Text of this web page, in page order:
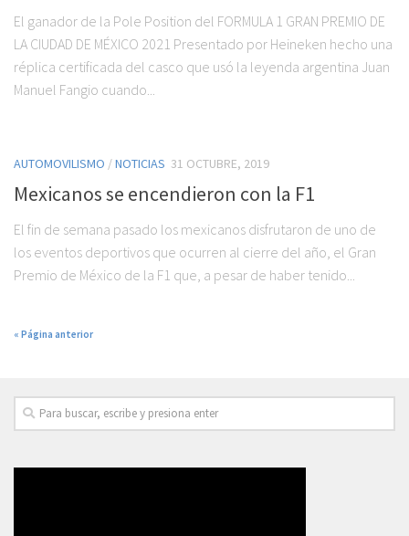
El ganador de la Pole Position del FORMULA 1 GRAN PREMIO DE
LA CIUDAD DE MÉXICO 2021 Presentado por Heineken hecho una
réplica certificada del casco que usó la leyenda argentina Juan
Manuel Fangio cuando...
AUTOMOVILISMO /NOTICIAS 31 OCTUBRE, 2019
Mexicanos se encendieron con la F1
El fin de semana pasado los mexicanos disfrutaron de uno de
los eventos deportivos que ocurren al cierre del año, el Gran
Premio de México de la F1 que, a pesar de haber tenido...
« Página anterior